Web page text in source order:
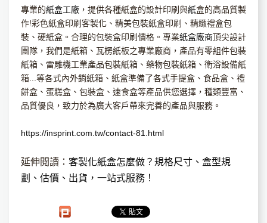
專業的紙盒工廠 ，提供各種紙盒的設計印刷與紙盒的高品質製
作!彩色紙盒印刷客製化、精美包裝紙盒印刷、精緻禮盒包
裝、硬紙盒。合理的包裝盒印刷價格。專業紙盒廠商頂尖設計
團隊，我們是紙箱、瓦楞紙板之專業廠商，產品有零組件包裝
紙箱、雷雕機工業產品包裝紙箱、藥物包裝紙箱、衛浴設備紙
箱...等各式內外銷紙箱、紙盒準備了各式手提盒、食品盒、禮
餅盒、蛋糕盒、包裝盒、速食盒等產品供您選擇，種類豐富、
品質優良，致力於為廣大客戶帶來完善的產品與服務。
https://insprint.com.tw/contact-81.html
延伸閱讀： 客製化紙盒怎麼做？規格尺寸、盒型規
劃、估價、出貨，一站式服務！